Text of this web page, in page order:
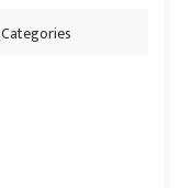
Categories